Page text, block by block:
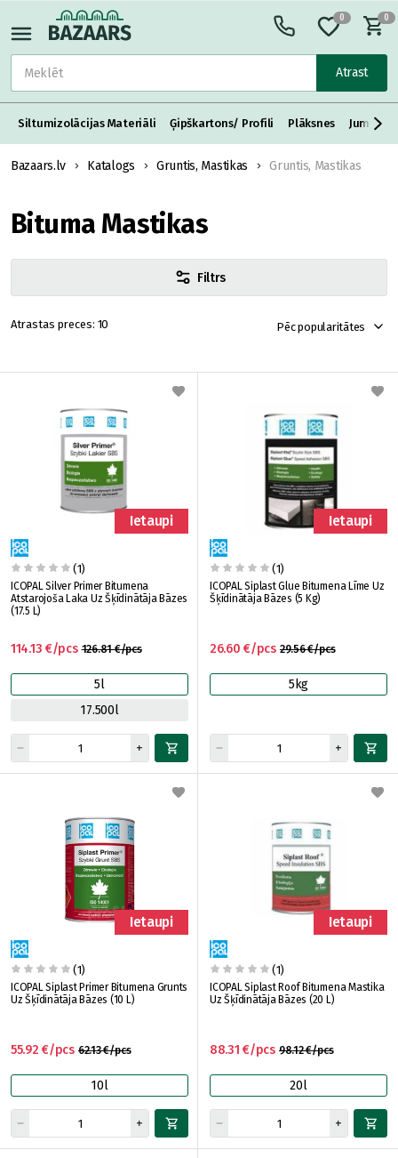
Atrast
0 0
Siltumizolācijas Materiāli Ģipškartons/ Profili Plāksnes Jumta
Bazaars.lv Katalogs Gruntis, Mastikas Gruntis, Mastikas
Bituma Mastikas
Filtrs
10 Pēc popularitātes
Ietaupi
(1)
ICOPAL Silver Primer Bitumena
Atstarojoša Laka Uz Šķīdinātāja Bāzes
(17.5 L)
126.81 €/pcs
114.13 €/pcs
5l
17.500l
Ietaupi
(1)
ICOPAL Siplast Glue Bitumena Līme Uz
Šķīdinātāja Bāzes (5 Kg)
29.56 €/pcs
26.60 €/pcs
5kg
Ietaupi
(1)
ICOPAL Siplast Primer Bitumena Grunts
Uz Šķīdinātāja Bāzes (10 L)
62.13 €/pcs
55.92 €/pcs
10l
Ietaupi
(1)
ICOPAL Siplast Roof Bitumena Mastika
Uz Šķīdinātāja Bāzes (20 L)
98.12 €/pcs
88.31 €/pcs
20l